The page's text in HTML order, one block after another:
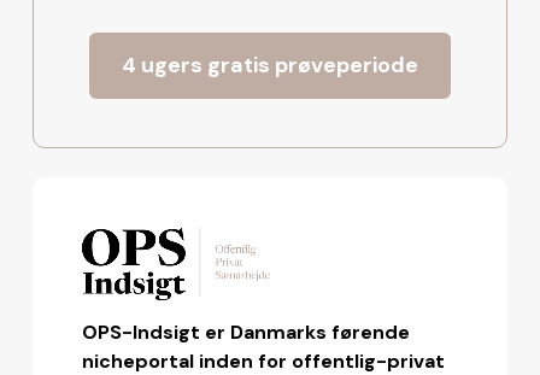
4 ugers gratis prøveperiode
OPS-Indsigt er Danmarks førende
nicheportal inden for offentlig-privat